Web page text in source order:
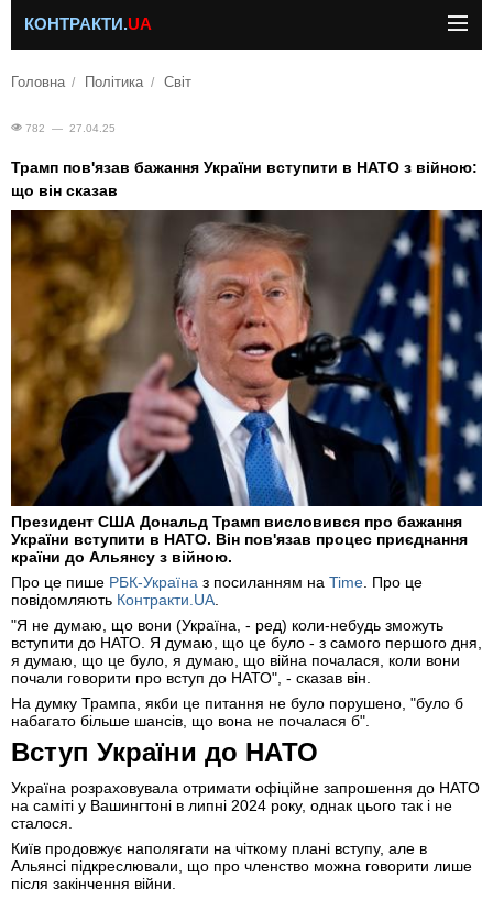
КОНТРАКТИ.UA
Головна Політика Світ
782 — 27.04.25
Трамп пов'язав бажання України вступити в НАТО з війною:
що він сказав
Президент США Дональд Трамп висловився про бажання
України вступити в НАТО. Він пов'язав процес приєднання
країни до Альянсу з війною.
Про це пише РБК-Україна з посиланням на Time . Про це
повідомляють Контракти.UA
"Я не думаю, що вони (Україна, - ред) коли-небудь зможуть
вступити до НАТО. Я думаю, що це було - з самого першого дня,
я думаю, що це було, я думаю, що війна почалася, коли вони
почали говорити про вступ до НАТО", - сказав він.
На думку Трампа, якби це питання не було порушено, "було б
набагато більше шансів, що вона не почалася б".
Вступ України до НАТО
Україна розраховувала отримати офіційне запрошення до НАТО
на саміті у Вашингтоні в липні 2024 року, однак цього так і не
сталося.
Київ продовжує наполягати на чіткому плані вступу, але в
Альянсі підкреслювали, що про членство можна говорити лише
після закінчення війни.